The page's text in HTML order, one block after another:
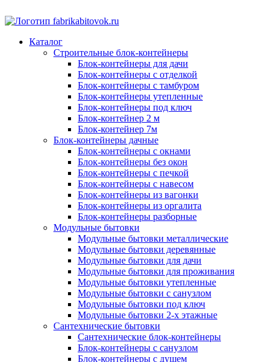
Каталог
Строительные блок-контейнеры
Блок-контейнеры для дачи
Блок-контейнеры с отделкой
Блок-контейнеры с тамбуром
Блок-контейнеры утепленные
Блок-контейнеры под ключ
Блок-контейнер 2 м
Блок-контейнер 7м
Блок-контейнеры дачные
Блок-контейнеры с окнами
Блок-контейнеры без окон
Блок-контейнеры с печкой
Блок-контейнеры с навесом
Блок-контейнеры из вагонки
Блок-контейнеры из оргалита
Блок-контейнеры разборные
Модульные бытовки
Модульные бытовки металлические
Модульные бытовки деревянные
Модульные бытовки для дачи
Модульные бытовки для проживания
Модульные бытовки утепленные
Модульные бытовки с санузлом
Модульные бытовки под ключ
Модульные бытовки 2-х этажные
Сантехнические бытовки
Сантехнические блок-контейнеры
Блок-контейнеры с санузлом
Блок-контейнеры с душем